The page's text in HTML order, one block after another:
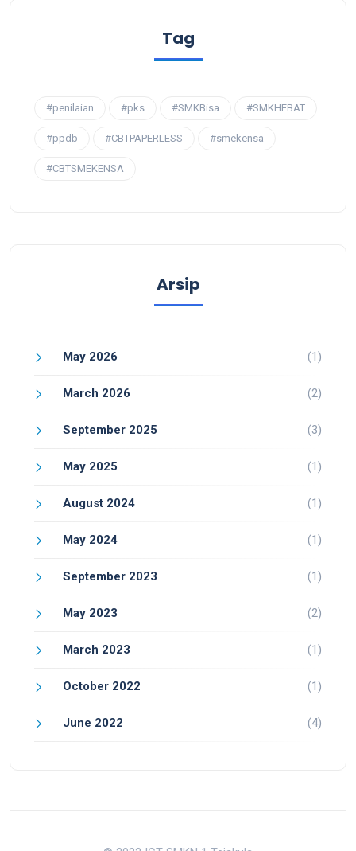
Tag
#penilaian #pks #SMKBisa #SMKHEBAT
#ppdb #CBTPAPERLESS #smekensa
#CBTSMEKENSA
Arsip
May 2026 (1)
March 2026 (2)
September 2025 (3)
May 2025 (1)
August 2024 (1)
May 2024 (1)
September 2023 (1)
May 2023 (2)
March 2023 (1)
October 2022 (1)
June 2022 (4)